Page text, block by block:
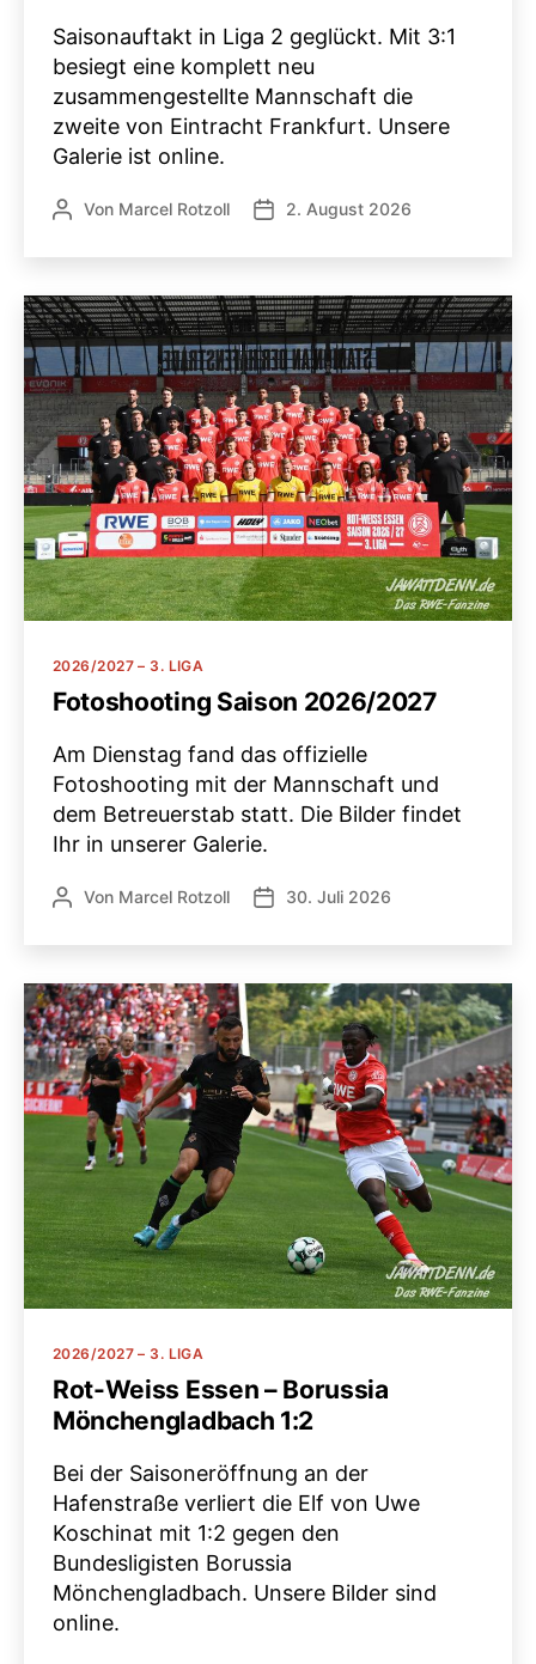
Saisonauftakt in Liga 2 geglückt. Mit 3:1
besiegt eine komplett neu
zusammengestellte Mannschaft die
zweite von Eintracht Frankfurt. Unsere
Galerie ist online.
Beitragsautor
Von Marcel Rotzoll Veröffentlichungsdatum
2. August 2026
Kategorien
2026/2027 – 3. LIGA
Fotoshooting Saison 2026/2027
Am Dienstag fand das offizielle
Fotoshooting mit der Mannschaft und
dem Betreuerstab statt. Die Bilder findet
Ihr in unserer Galerie.
Beitragsautor
Von Marcel Rotzoll Veröffentlichungsdatum
30. Juli 2026
Kategorien
2026/2027 – 3. LIGA
Rot-Weiss Essen – Borussia
Mönchengladbach 1:2
Bei der Saisoneröffnung an der
Hafenstraße verliert die Elf von Uwe
Koschinat mit 1:2 gegen den
Bundesligisten Borussia
Mönchengladbach. Unsere Bilder sind
online.